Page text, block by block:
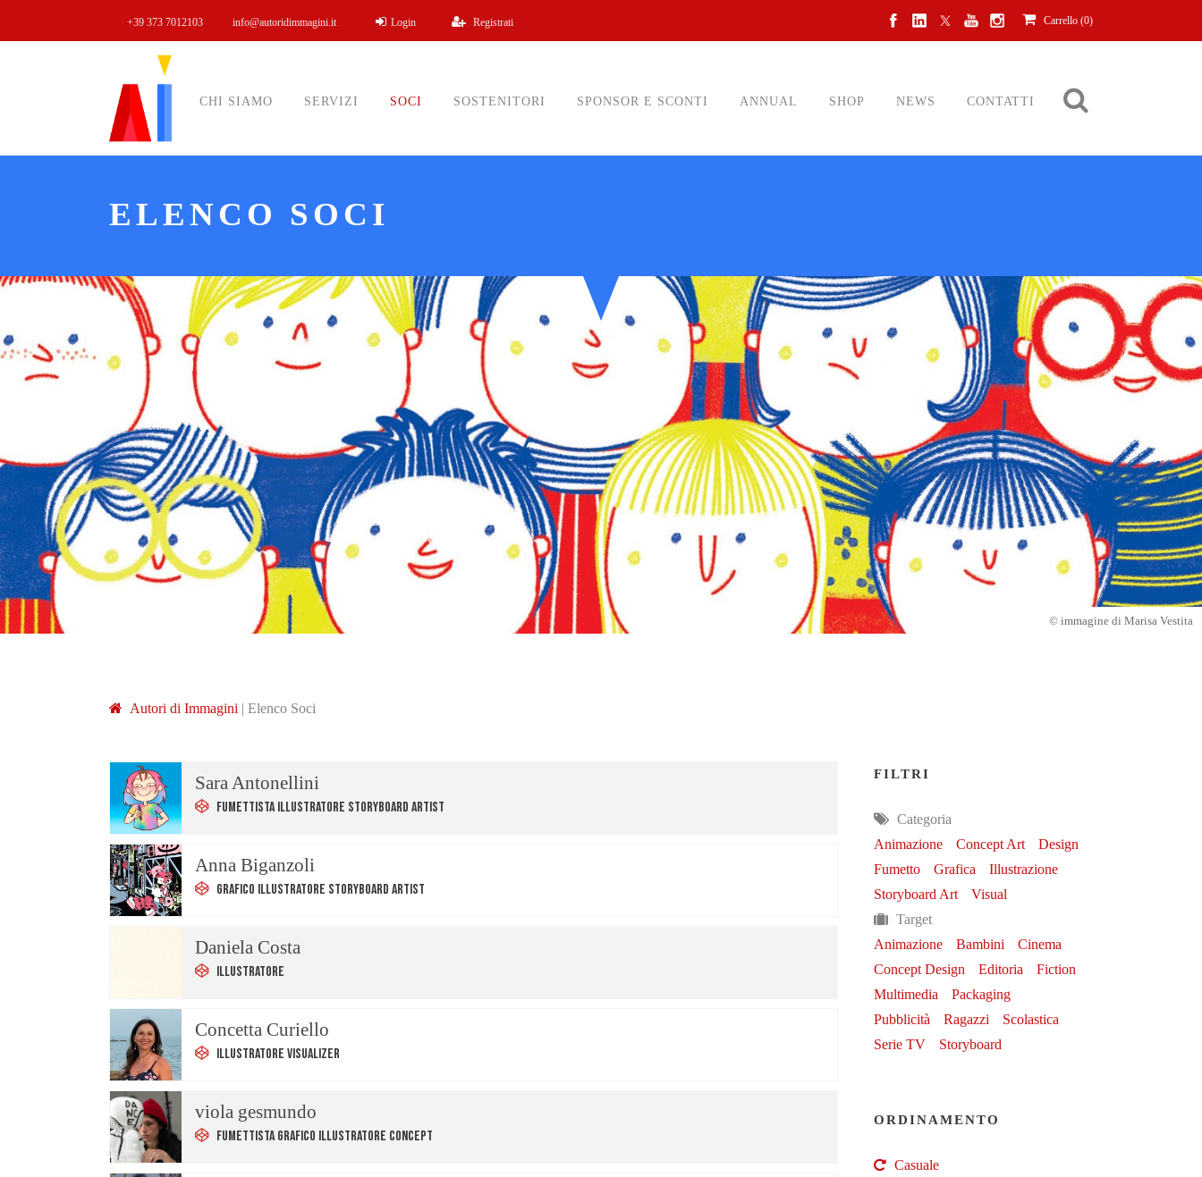
+39 373 7012103 info@autoridimmagini.it Login Registrati Carrello (0)
CHI SIAMO SERVIZI SOCI SOSTENITORI SPONSOR E SCONTI ANNUAL SHOP NEWS CONTATTI
ELENCO SOCI
© immagine di Marisa Vestita
Autori di Immagini | Elenco Soci
Sara Antonellini
Fumettista Illustratore Storyboard Artist
Anna Biganzoli
Grafico Illustratore Storyboard Artist
Daniela Costa
Illustratore
Concetta Curiello
Illustratore Visualizer
viola gesmundo
Fumettista Grafico Illustratore Concept
FILTRI
Categoria
Animazione
Concept Art
Design
Fumetto
Grafica
Illustrazione
Storyboard Art
Visual
Target
Animazione
Bambini
Cinema
Concept Design
Editoria
Fiction
Multimedia
Packaging
Pubblicità
Ragazzi
Scolastica
Serie TV
Storyboard
ORDINAMENTO
Casuale